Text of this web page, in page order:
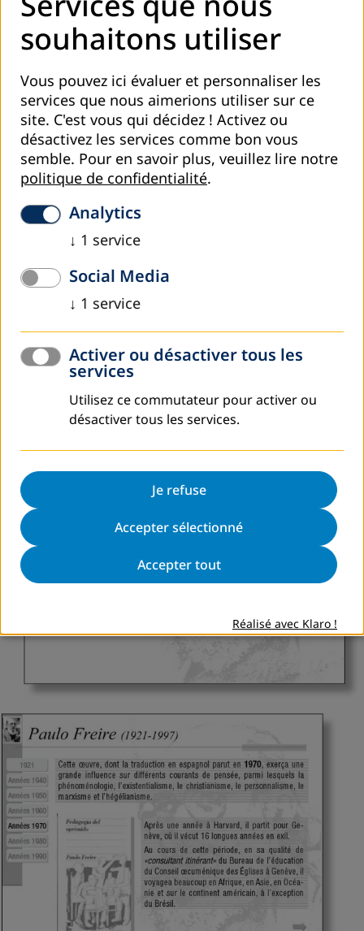
souhaitons utiliser
Vous pouvez ici évaluer et personnaliser les
services que nous aimerions utiliser sur ce
site. C'est vous qui décidez ! Activez ou
désactivez les services comme bon vous
semble. Pour en savoir plus, veuillez lire notre
politique de confidentialité.
Analytics
↓ 1 service
Social Media
↓ 1 service
Activer ou désactiver tous les
services
Utilisez ce commutateur pour activer ou
désactiver tous les services.
Je refuse
Accepter sélectionné
Accepter tout
Réalisé avec Klaro !